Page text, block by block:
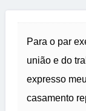
Para o par
união e do
expresso
casamento